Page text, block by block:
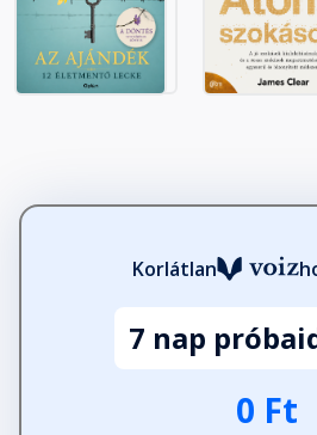
Korlátlan
7 nap
0 Ft